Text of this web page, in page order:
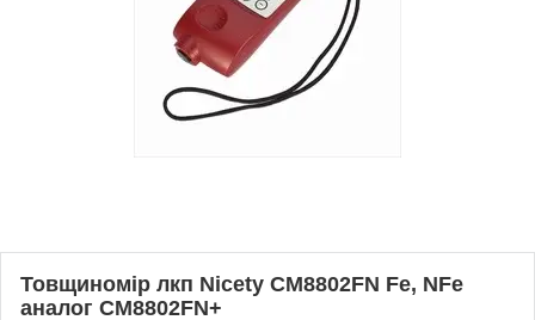
Товщиномір лкп Nicety CM8802FN Fe, NFe
аналог CM8802FN+